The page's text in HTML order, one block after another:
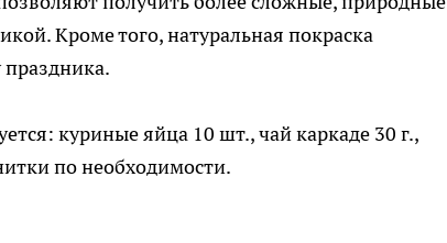
Кроме того, натуральная покраска
куриные яйца 10 шт., чай каркаде 30 г.,
по необходимости.